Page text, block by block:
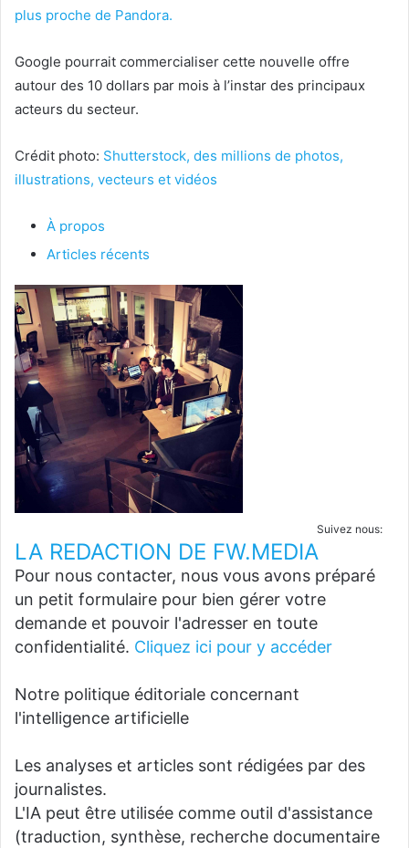
plus proche de Pandora.
Google pourrait commercialiser cette nouvelle offre
autour des 10 dollars par mois à l’instar des principaux
acteurs du secteur.
Crédit photo: Shutterstock, des millions de photos,
illustrations, vecteurs et vidéos
À propos
Articles récents
Suivez nous:
LA REDACTION DE FW.MEDIA
Pour nous contacter, nous vous avons préparé
un petit formulaire pour bien gérer votre
demande et pouvoir l'adresser en toute
confidentialité. Cliquez ici pour y accéder
Notre politique éditoriale concernant
l'intelligence artificielle
Les analyses et articles sont rédigées par des
journalistes.
L'IA peut être utilisée comme outil d'assistance
(traduction, synthèse, recherche documentaire